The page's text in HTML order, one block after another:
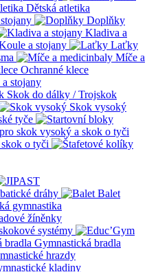
Dětská atletika
Doplňky
Kladiva a
a stojany
Laťky
Míče a
Ochranné klece
stojany
Skok do dálky / Trojskok
Skok vysoký
tyče
o tyči
dráhy
Balet
gymnastika
žíněnky
systémy
Gymnastická bradla
hrazdy
kladiny